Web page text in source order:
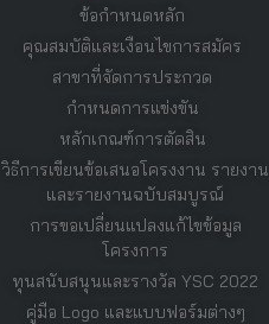
ข้อกำหนดหลัก
คุณสมบัติและเงือนไขการสมัคร
สาขาที่จัดการประกวด
กำหนดการแข่งขัน
หลักเกณฑ์การตัดสิน
วิธีการเขียนข้อเสนอโครงงาน รายงาน
และรายงานฉบับสมบูรณ์
การขอเปลี่ยนแปลงแก้ไขข้อมูล
โครงการ
ทุนสนับสนุนและรางวัล YSC 2022
คู่มือ Logo และแบบฟอร์มต่างๆ